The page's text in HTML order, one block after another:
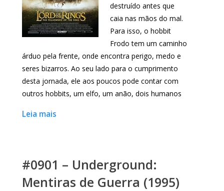
destruído antes que
caia nas mãos do mal.
Para isso, o hobbit
Frodo tem um caminho
árduo pela frente, onde encontra perigo, medo e
seres bizarros. Ao seu lado para o cumprimento
desta jornada, ele aos poucos pode contar com
outros hobbits, um elfo, um anão, dois humanos
Leia mais
#0901 – Underground:
Mentiras de Guerra (1995)